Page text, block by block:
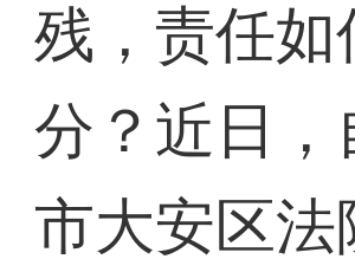
残，责任如
分？近日，
市大安区法